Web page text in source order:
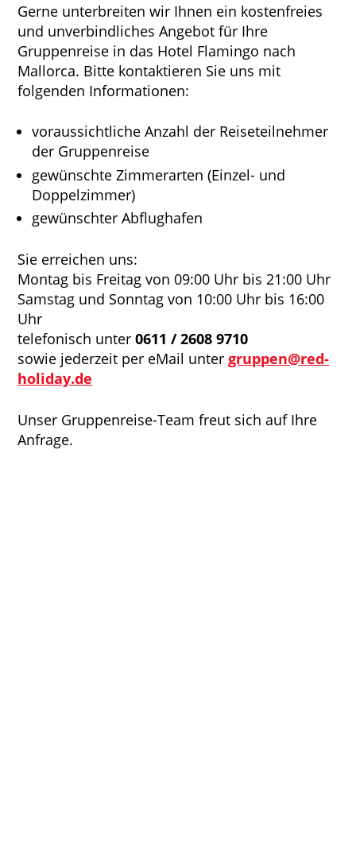
Gerne unterbreiten wir Ihnen ein kostenfreies
und unverbindliches Angebot für Ihre
Gruppenreise in das Hotel Flamingo nach
Mallorca. Bitte kontaktieren Sie uns mit
folgenden Informationen:
voraussichtliche Anzahl der Reiseteilnehmer
der Gruppenreise
gewünschte Zimmerarten (Einzel- und
Doppelzimmer)
gewünschter Abflughafen
Sie erreichen uns:
Montag bis Freitag von 09:00 Uhr bis 21:00 Uhr
Samstag und Sonntag von 10:00 Uhr bis 16:00
Uhr
telefonisch unter0611 / 2608 9710
sowie jederzeit per eMail untergruppen@red-
holiday.de
Unser Gruppenreise-Team freut sich auf Ihre
Anfrage.